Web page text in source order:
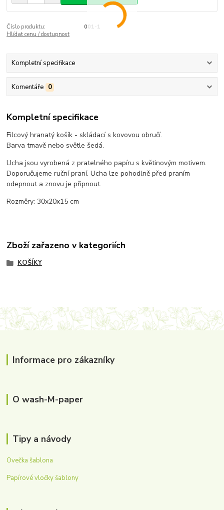
Číslo produktu:
001-1
Hlídat cenu / dostupnost
Kompletní specifikace
Komentáře 0
Kompletní specifikace
Filcový hranatý košík - skládací s kovovou obručí.
Barva tmavě nebo světle šedá.
Ucha jsou vyrobená z pratelného papíru s květinovým motivem.
Doporučujeme ruční praní. Ucha lze pohodlně před praním
odepnout a znovu je připnout.
Rozměry: 30x20x15 cm
Zboží zařazeno v kategoriích
KOŠÍKY
Informace pro zákazníky
O wash-M-paper
Tipy a návody
Ovečka šablona
Papírové vločky šablony